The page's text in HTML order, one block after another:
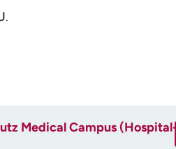
.
Medical Campus (Hospital-